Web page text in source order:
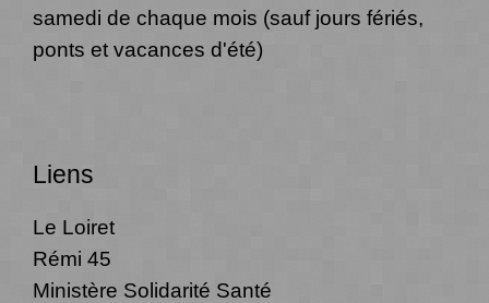
samedi de chaque mois (sauf jours fériés,
ponts et vacances d'été)
Liens
Le Loiret
Rémi 45
Ministère Solidarité Santé